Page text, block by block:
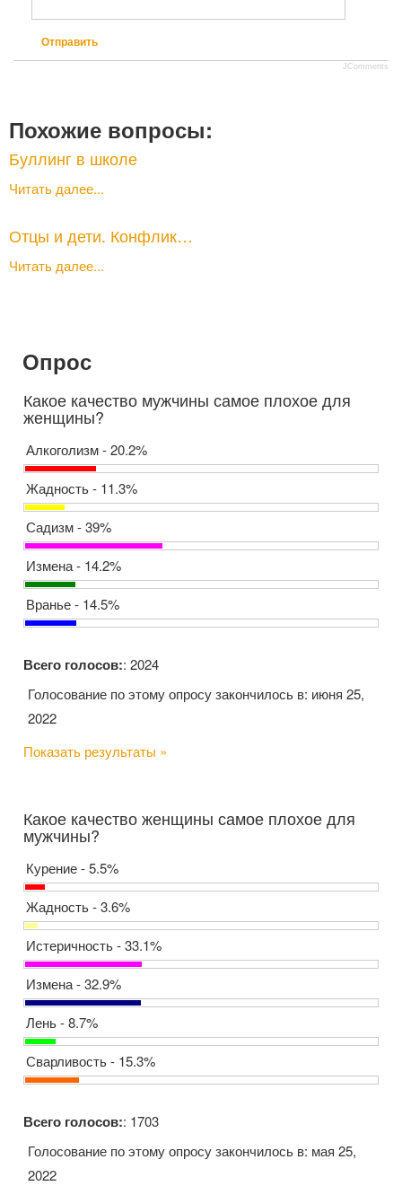
Отправить
JComments
Похожие вопросы:
Буллинг в школе
Читать далее...
Отцы и дети. Конфлик…
Читать далее...
Опрос
Какое качество мужчины самое плохое для
женщины?
Алкоголизм - 20.2%
Жадность - 11.3%
Садизм - 39%
Измена - 14.2%
Вранье - 14.5%
Всего голосов:: 2024
Голосование по этому опросу закончилось в: июня 25,
2022
Показать результаты »
Какое качество женщины самое плохое для
мужчины?
Курение - 5.5%
Жадность - 3.6%
Истеричность - 33.1%
Измена - 32.9%
Лень - 8.7%
Сварливость - 15.3%
Всего голосов:: 1703
Голосование по этому опросу закончилось в: мая 25,
2022